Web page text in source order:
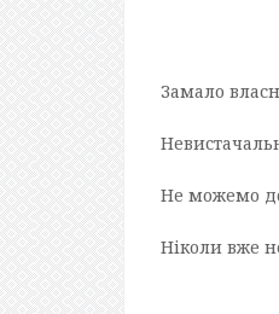
Замало
Не можемо
Ніколи вже